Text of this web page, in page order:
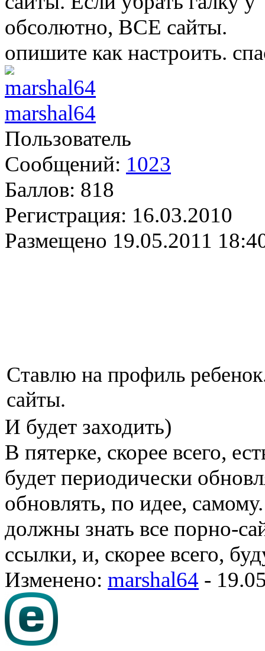
обсолютно, ВСЕ сайты.
опишите как настроить.
marshal64
Пользователь
Сообщений: 1023
Баллов: 818
Регистрация: 16.03.2010
Размещено 19.05.2011
Ставлю на профиль
сайты.
И будет заходить)
В пятерке, скорее всего,
будет периодически
обновлять, по идее,
должны знать все порно-
ссылки, и, скорее всего,
Изменено: marshal64 -